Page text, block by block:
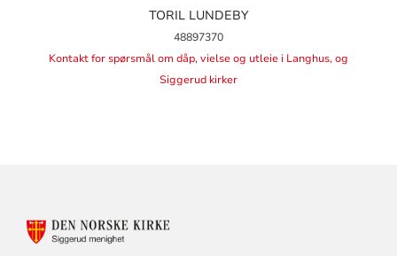
TORIL LUNDEBY
48897370
Kontakt for spørsmål om dåp, vielse og utleie i Langhus, og
Siggerud kirker